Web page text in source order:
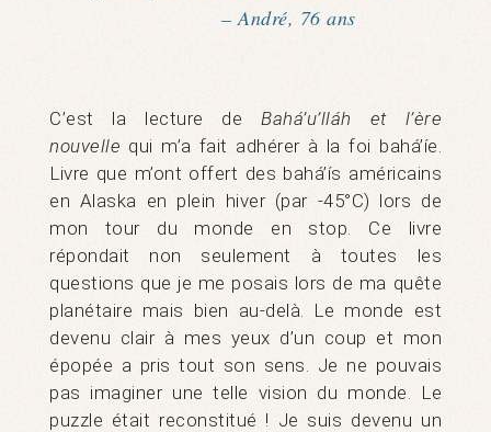
– André, 76 ans
C’est la lecture deBahá’u’lláh et l’ère
nouvelle qui m’a fait adhérer à la foi bahá’íe.
Livre que m’ont offert des bahá’ís américains
en Alaska en plein hiver (par -45°C) lors de
mon tour du monde en stop. Ce livre
répondait non seulement à toutes les
questions que je me posais lors de ma quête
planétaire mais bien au-delà. Le monde est
devenu clair à mes yeux d’un coup et mon
épopée a pris tout son sens. Je ne pouvais
pas imaginer une telle vision du monde. Le
puzzle était reconstitué ! Je suis devenu un